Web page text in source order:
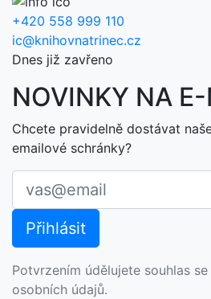
+420 558 999 110
ic@knihovnatrinec.cz
Dnes již zavřeno
NOVINKY NA
Chcete pravidelně dostávat
emailové schránky?
Potvrzením údělujete souhlas
osobních údajů.